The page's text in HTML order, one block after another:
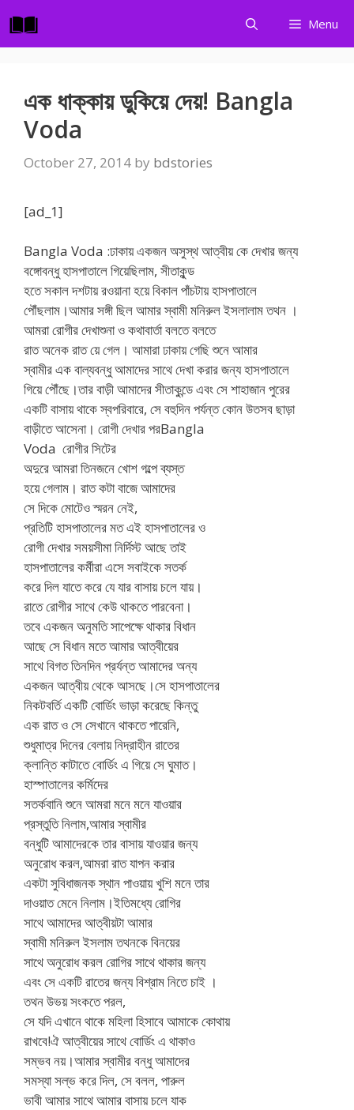
to
content
Menu
এক ধাক্কায় ডুকিয়ে দেয়! Bangla
Voda
October 27, 2014 by bdstories
[ad_1]
Bangla Voda :ঢাকায় একজন অসুস্থ আত্বীয় কে দেখার জন্য
বঙ্গোবন্ধু হাসপাতালে গিয়েছিলাম, সীতাকুন্ড
হতে সকাল দশটায় রওয়ানা হয়ে বিকাল পাঁচটায় হাসপাতালে
পৌঁছলাম।আমার সঙ্গী ছিল আমার স্বামী মনিরুল ইসলালাম তথন ।
আমরা রোগীর দেখাশুনা ও কথাবার্তা বলতে বলতে
রাত অনেক রাত য়ে গেল। আমারা ঢাকায় গেছি শুনে আমার
স্বামীর এক বাল্যবন্ধু আমাদের সাথে দেখা করার জন্য হাসপাতালে
গিয়ে পৌঁছে।তার বাড়ী আমাদের সীতাকুন্ডে এবং সে শাহাজান পুরের
একটি বাসায় থাকে স্বপরিবারে, সে বহুদিন পর্যন্ত কোন উতসব ছাড়া
বাড়ীতে আসেনা। রোগী দেখার পরBangla
Voda রোগীর সিটের
অদুরে আমরা তিনজনে খোশ গল্পে ব্যস্ত
হয়ে গেলাম। রাত কটা বাজে আমাদের
সে দিকে মোটেও স্মরন নেই,
প্রতিটি হাসপাতালের মত এই হাসপাতালের ও
রোগী দেখার সময়সীমা নির্দিস্ট আছে তাই
হাসপাতালের কর্মীরা এসে সবাইকে সতর্ক
করে দিল যাতে করে যে যার বাসায় চলে যায়।
রাতে রোগীর সাথে কেউ থাকতে পারবেনা।
তবে একজন অনুমতি সাপেক্ষে থাকার বিধান
আছে সে বিধান মতে আমার আত্বীয়ের
সাথে বিগত তিনদিন প্রর্যন্ত আমাদের অন্য
একজন আত্বীয় থেকে আসছে।সে হাসপাতালের
নিকটবর্তি একটি বোর্ডিং ভাড়া করেছে কিন্তু
এক রাত ও সে সেখানে থাকতে পারেনি,
শুধুমাত্র দিনের বেলায় নিদ্রাহীন রাতের
ক্লান্তি কাটাতে বোর্ডিং এ গিয়ে সে ঘুমাত।
হাস্পাতালের কর্মিদের
সতর্কবানি শুনে আমরা মনে মনে যাওয়ার
প্রস্তুতি নিলাম,আমার স্বামীর
বন্ধুটি আমাদেরকে তার বাসায় যাওয়ার জন্য
অনুরোধ করল,আমরা রাত যাপন করার
একটা সুবিধাজনক স্থান পাওয়ায় খুশি মনে তার
দাওয়াত মেনে নিলাম।ইতিমধ্যে রোগির
সাথে আমাদের আত্বীয়টা আমার
স্বামী মনিরুল ইসলাম তথনকে বিনয়ের
সাথে অনুরোধ করল রোগির সাথে থাকার জন্য
এবং সে একটি রাতের জন্য বিশ্রাম নিতে চাই ।
তথন উভয় সংকতে পরল,
সে যদি এখানে থাকে মহিলা হিসাবে আমাকে কোথায়
রাখবে!ঐ আত্বীয়ের সাথে বোর্ডিং এ থাকাও
সম্ভব নয়।আমার স্বামীর বন্ধু আমাদের
সমস্যা সল্ভ করে দিল, সে বলল, পারুল
ভাবী আমার সাথে আমার বাসায় চলে যাক